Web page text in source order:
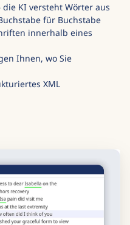
KI versteht Wörter aus
für Buchstabe
innerhalb eines
Ihnen, wo Sie
XML